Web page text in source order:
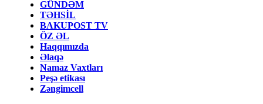
GÜNDƏM
TƏHSİL
BAKUPOST TV
ÖZ ƏL
Haqqımızda
Əlaqə
Namaz Vaxtları
Peşə etikası
Zəngimcell